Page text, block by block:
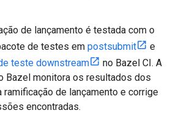
de lançamento é testada com o
de testes em postsubmit
e
teste downstream
no Bazel CI. A
Bazel monitora os resultados dos
de lançamento e corrige
encontradas.